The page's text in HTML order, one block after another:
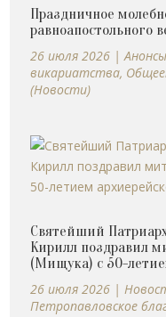
Праздничное
равноапостольного
26 июля 2026 |
викариатства,
(Новости)
Святейший
Кирилл поздравил
(Мищука) с 50-
26 июля 2026 |
Петропавловское